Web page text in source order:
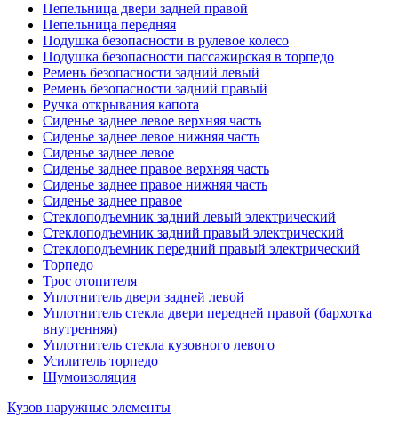
Пепельница двери задней правой
Пепельница передняя
Подушка безопасности в рулевое колесо
Подушка безопасности пассажирская в торпедо
Ремень безопасности задний левый
Ремень безопасности задний правый
Ручка открывания капота
Сиденье заднее левое верхняя часть
Сиденье заднее левое нижняя часть
Сиденье заднее левое
Сиденье заднее правое верхняя часть
Сиденье заднее правое нижняя часть
Сиденье заднее правое
Стеклоподъемник задний левый электрический
Стеклоподъемник задний правый электрический
Стеклоподъемник передний правый электрический
Торпедо
Трос отопителя
Уплотнитель двери задней левой
Уплотнитель стекла двери передней правой (бархотка
внутренняя)
Уплотнитель стекла кузовного левого
Усилитель торпедо
Шумоизоляция
Кузов наружные элементы